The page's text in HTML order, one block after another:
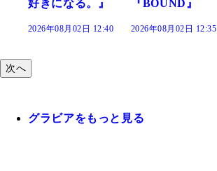
『BOUND』
2026年08月02日 12:35
『Sunflower』
2026年08月02日 12:30
次へ
グラビアをもっと見る